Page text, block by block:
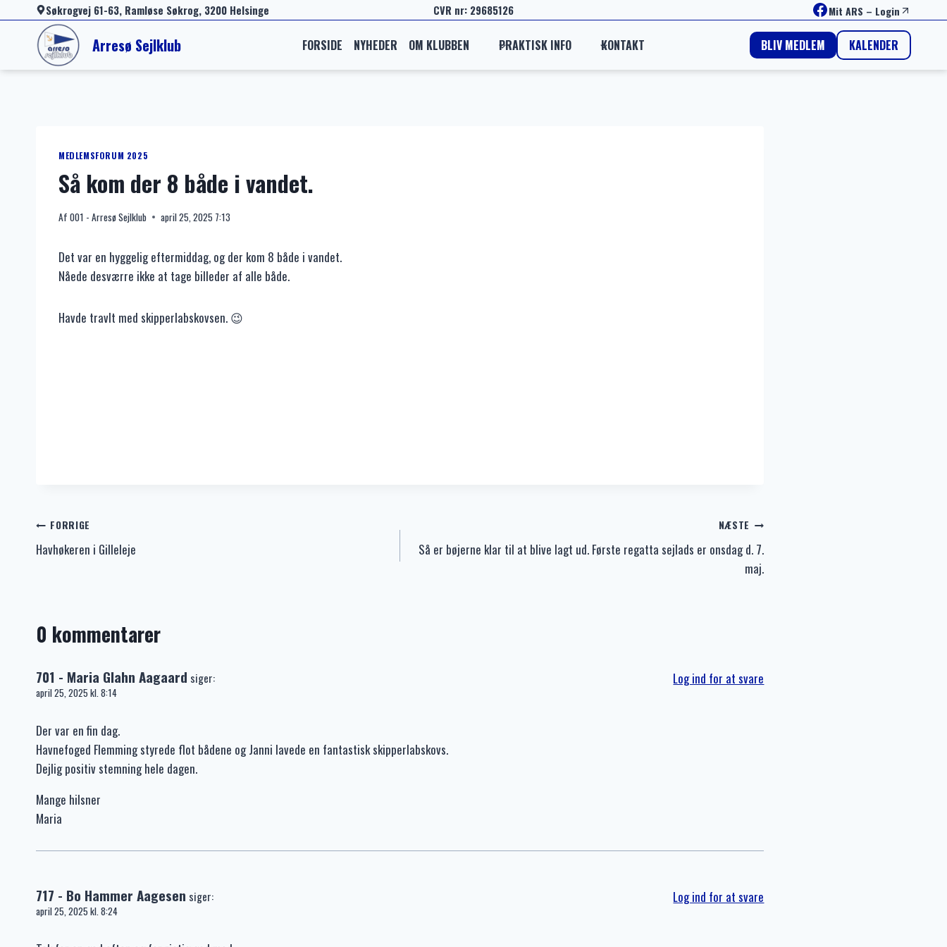
Søkrogvej 61-63, Ramløse Søkrog, 3200 Helsinge CVR nr: 29685126 Facebook
Mit ARS – Login
Arresø Sejlklub FORSIDE NYHEDER OM KLUBBEN PRAKTISK INFO KONTAKT BLIV MEDLEM KALENDER
MEDLEMSFORUM 2025
Så kom der 8 både i vandet.
Af 001 - Arresø Sejlklub april 25, 2025 7:13
Det var en hyggelig eftermiddag, og der kom 8 både i vandet.
Nåede desværre ikke at tage billeder af alle både.
Havde travlt med skipperlabskovsen. 😉
Indlægsnavigation
FORRIGE
Havhøkeren i Gilleleje
NÆSTE
Så er bøjerne klar til at blive lagt ud. Første regatta sejlads er onsdag d. 7.
maj.
0 kommentarer
701 - Maria Glahn Aagaard siger:
april 25, 2025 kl. 8:14
Der var en fin dag.
Havnefoged Flemming styrede flot bådene og Janni lavede en fantastisk skipperlabskovs.
Dejlig positiv stemning hele dagen.
Mange hilsner
Maria
Log ind for at svare
717 - Bo Hammer Aagesen siger:
april 25, 2025 kl. 8:24
Log ind for at svare